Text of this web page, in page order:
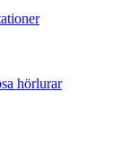
hörlurar